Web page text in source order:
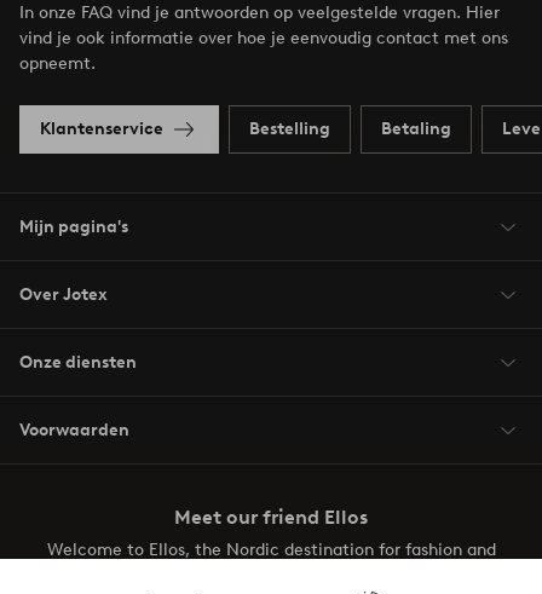
In onze FAQ vind je antwoorden op veelgestelde vragen. Hier
vind je ook informatie over hoe je eenvoudig contact met ons
opneemt.
Klantenservice Bestelling Betaling
Mijn pagina's
Over Jotex
Onze diensten
Voorwaarden
Meet our friend Ellos
Welcome to Ellos, the Nordic destination for fashion and